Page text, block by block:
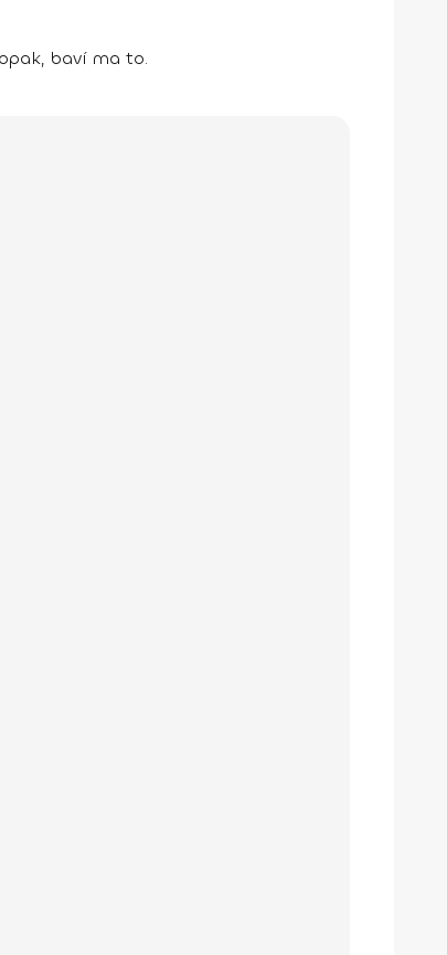
baví ma to.